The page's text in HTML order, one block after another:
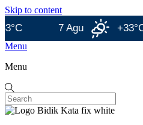
Skip to content
+33°C
Menu
Menu